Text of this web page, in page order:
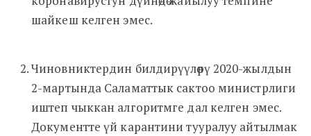
шайкеш келген эмес.
Чиновниктердин билдирүүлөрү 2020-жылдын
2-мартында Саламаттык сактоо министрлиги
иштеп чыккан алгоритмге дал келген эмес.
Документте үй карантини тууралуу айтылмак